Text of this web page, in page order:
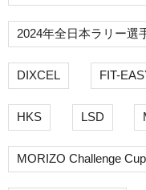
2024年全日本ラリー選
DIXCEL FIT-
HKS LSD
MORIZO Challenge Cup